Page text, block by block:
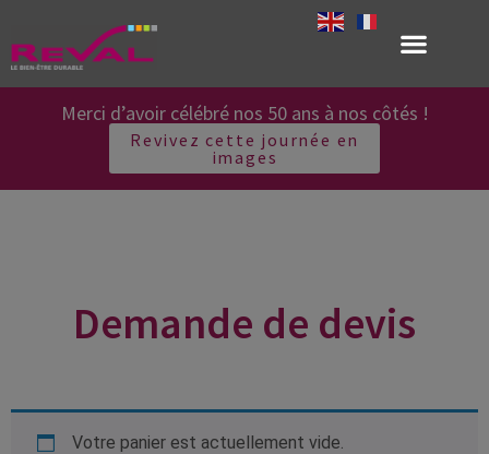
Merci d’avoir célébré nos 50 ans à nos côtés !
Revivez cette journée en
images
Demande de devis
Votre panier est actuellement vide.